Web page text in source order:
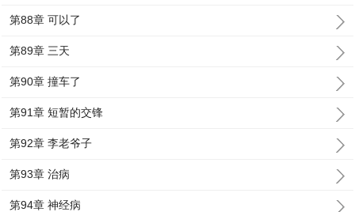
第88章 可以了
第89章 三天
第90章 撞车了
第91章 短暂的交锋
第92章 李老爷子
第93章 治病
第94章 神经病